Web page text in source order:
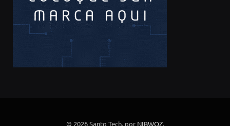
© 2026 Santo Tech. por NIBWOZ.